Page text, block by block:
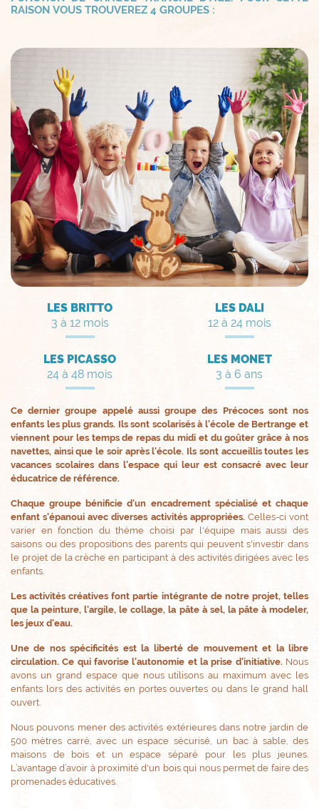
RAISON VOUS TROUVEREZ 4 GROUPES :
LES BRITTO
3 à 12 mois
LES DALI
12 à 24 mois
LES PICASSO
24 à 48 mois
LES MONET
3 à 6 ans
Ce dernier groupe appelé aussi groupe des Précoces sont nos
enfants les plus grands. Ils sont scolarisés à l'école de Bertrange et
viennent pour les temps de repas du midi et du goûter grâce à nos
navettes, ainsi que le soir après l'école. Ils sont accueillis toutes les
vacances scolaires dans l'espace qui leur est consacré avec leur
éducatrice de référence.
Chaque groupe bénificie d'un encadrement spécialisé et chaque
enfant s'épanoui avec diverses activités appropriées. Celles-ci vont
varier en fonction du thème choisi par l'équipe mais aussi des
saisons ou des propositions des parents qui peuvent s'investir dans
le projet de la crèche en participant à des activités dirigées avec les
enfants.
Les activités créatives font partie intégrante de notre projet, telles
que la peinture, l'argile, le collage, la pâte à sel, la pâte à modeler,
les jeux d'eau.
Une de nos spécificités est la liberté de mouvement et la libre
circulation. Ce qui favorise l'autonomie et la prise d'initiative. Nous
avons un grand espace que nous utilisons au maximum avec les
enfants lors des activités en portes ouvertes ou dans le grand hall
ouvert.
Nous pouvons mener des activités extérieures dans notre jardin de
500 mètres carré, avec un espace sécurisé, un bac à sable, des
maisons de bois et un espace séparé pour les plus jeunes.
L’avantage d’avoir à proximité d'un bois qui nous permet de faire des
promenades éducatives.